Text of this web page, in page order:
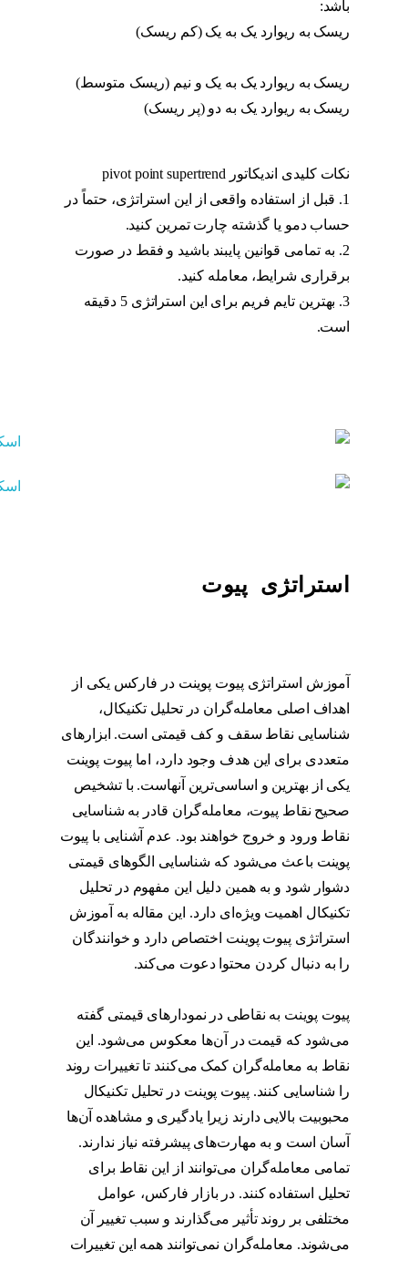
باشد:
ریسک به ریوارد یک به یک (کم ریسک)
ریسک به ریوارد یک به یک و نیم (ریسک متوسط)
ریسک به ریوارد یک به دو (پر ریسک)
نکات کلیدی اندیکاتور pivot point supertrend
1. قبل از استفاده واقعی از این استراتژی، حتماً در
حساب دمو یا گذشته چارت تمرین کنید.
2. به تمامی قوانین پایبند باشید و فقط در صورت
برقراری شرایط، معامله کنید.
3. بهترین تایم فریم برای این استراتژی 5 دقیقه
است.
استراتژی پیوت
آموزش استراتژی پیوت پوینت در فارکس یکی از
اهداف اصلی معامله‌گران در تحلیل تکنیکال،
شناسایی نقاط سقف و کف قیمتی است. ابزارهای
متعددی برای این هدف وجود دارد، اما پیوت پوینت
یکی از بهترین و اساسی‌ترین آنهاست. با تشخیص
صحیح نقاط پیوت، معامله‌گران قادر به شناسایی
نقاط ورود و خروج خواهند بود. عدم آشنایی با پیوت
پوینت باعث می‌شود که شناسایی الگوهای قیمتی
دشوار شود و به همین دلیل این مفهوم در تحلیل
تکنیکال اهمیت ویژه‌ای دارد. این مقاله به آموزش
استراتژی پیوت پوینت اختصاص دارد و خوانندگان
را به دنبال کردن محتوا دعوت می‌کند.
پیوت پوینت به نقاطی در نمودارهای قیمتی گفته
می‌شود که قیمت در آن‌ها معکوس می‌شود. این
نقاط به معامله‌گران کمک می‌کنند تا تغییرات روند
را شناسایی کنند. پیوت پوینت در تحلیل تکنیکال
محبوبیت بالایی دارند زیرا یادگیری و مشاهده آن‌ها
آسان است و به مهارت‌های پیشرفته نیاز ندارند.
تمامی معامله‌گران می‌توانند از این نقاط برای
تحلیل استفاده کنند. در بازار فارکس، عوامل
مختلفی بر روند تأثیر می‌گذارند و سبب تغییر آن
می‌شوند. معامله‌گران نمی‌توانند همه این تغییرات